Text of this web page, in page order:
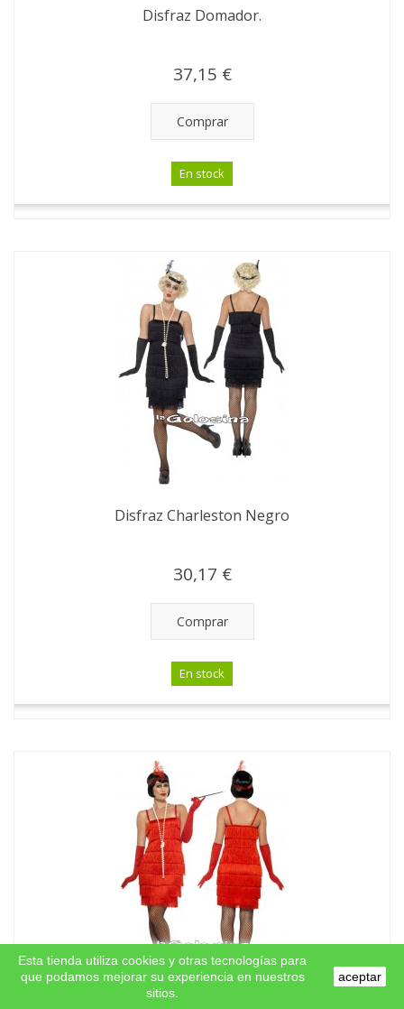
Disfraz Domador.
37,15 €
Comprar
En stock
Disfraz Charleston Negro
30,17 €
Comprar
En stock
Esta tienda utiliza cookies y otras tecnologías para
que podamos mejorar su experiencia en nuestros
sitios.
aceptar